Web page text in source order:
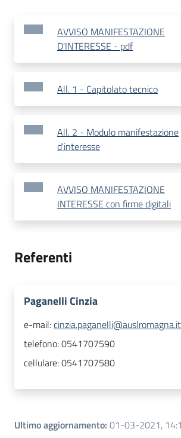
AVVISO MANIFESTAZIONE
D'INTERESSE - pdf
All. 1 - Capitolato tecnico
All. 2 - Modulo manifestazione
d'interesse
AVVISO MANIFESTAZIONE
INTERESSE con firme digitali
Referenti
Paganelli Cinzia
e-mail:cinzia.paganelli@auslromagna.it
telefono:0541707590
cellulare:0541707580
Ultimo aggiornamento: 01-03-2021,